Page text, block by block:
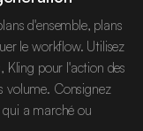
d'ensemble, plans
le workflow. Utilisez
Kling pour l'action des
volume. Consignez
a marché ou